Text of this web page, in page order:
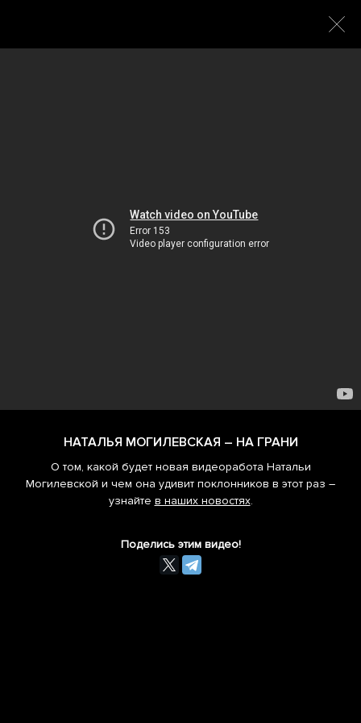
НАТАЛЬЯ МОГИЛЕВСКАЯ – НА ГРАНИ
О том, какой будет новая видеоработа Натальи
Могилевской и чем она удивит поклонников в этот раз –
узнайте в наших новостях.
Поделись этим видео!